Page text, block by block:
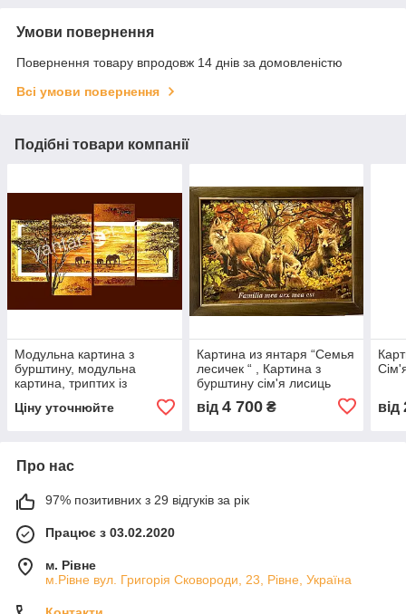
Умови повернення
Повернення товару впродовж 14 днів за домовленістю
Всі умови повернення
Подібні товари компанії
Модульна картина з
бурштину, модульна
картина, триптих із
Ціну уточнюйте
Картина из янтаря “Семья
лесичек “ , Картина з
бурштину сім'я лисиць
від 4 700₴ від
Про нас
97% позитивних з 29 відгуків за рік
Працює з 03.02.2020
м. Рівне
м.Рівне вул. Григорія Сковороди, 23, Рівне, Україна